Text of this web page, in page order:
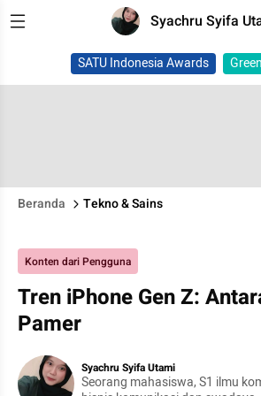
Syachru Syifa
SATU Indonesia Awards
Beranda Tekno & Sains
Konten dari Pengguna
Tren iPhone Gen Z:
Pamer
Syachru Syifa Utami
Seorang mahasiswa, S1 ilmu